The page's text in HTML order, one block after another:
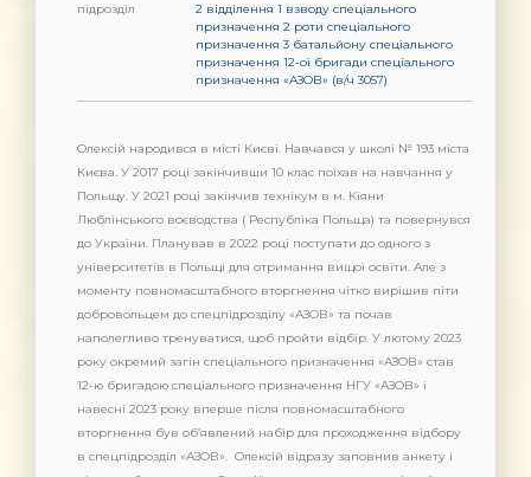
підрозділ
2 відділення 1 взводу спеціального
призначення 2 роти спеціального
призначення 3 батальйону спеціального
призначення 12-ої бригади спеціального
призначення «АЗОВ» (в/ч 3057)
Олексій народився в місті Києві. Навчався у школі № 193 міста
Києва. У 2017 році закінчивши 10 клас поїхав на навчання у
Польщу. У 2021 році закінчив технікум в м. Кіяни
Люблінського воєводства ( Республіка Польща) та повернувся
до України. Планував в 2022 році поступати до одного з
університетів в Польщі для отримання вищої освіти. Але з
моменту повномасштабного вторгнення чітко вирішив піти
добровольцем до спецпідрозділу «АЗОВ» та почав
наполегливо тренуватися, щоб пройти відбір. У лютому 2023
року окремий загін спеціального призначення «АЗОВ» став
12-ю бригадою спеціального призначення НГУ «АЗОВ» і
навесні 2023 року вперше після повномасштабного
вторгнення був об’явлений набір для проходження відбору
в спецпідрозділ «АЗОВ». Олексій відразу заповнив анкету і